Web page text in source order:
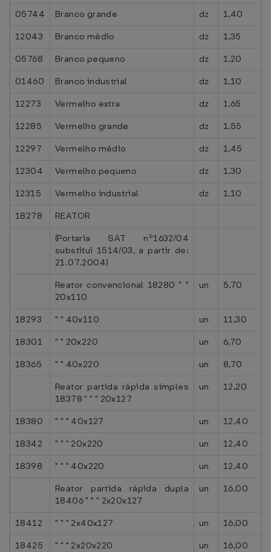
05744 Branco grande dz
1,40
12043
Branco médio dz
1,35
05768
Branco pequeno dz
1,20
01460
Branco industrial dz
1,10
12273
Vermelho extra dz
1,65
12285
Vermelho grande dz
1,55
12297
Vermelho médio dz
1,45
12304
Vermelho pequeno dz
1,30
12315
Vermelho industrial dz
1,10
18278
REATOR
(Portaria SAT nº1632/04
substitui 1514/03, a partir de:
21.07.2004)
Reator convencional 18280 " "
20x110
un 5,70
18293 " " 40x110 un
11,30
18301
" " 20x220 un
6,70
18365
" " 40x220 un
8,70
Reator partida rápida simples
18378 " " " 20x127
un 12,20
18380 " " " 40x127 un
12,40
18342
" " " 20x220 un
12,40
18398
" " " 40x220 un
12,40
Reator partida rápida dupla
18406 " " " 2x20x127
un 16,00
18412 " " " 2x40x127 un
16,00
18425
" " " 2x20x220 un
16,00